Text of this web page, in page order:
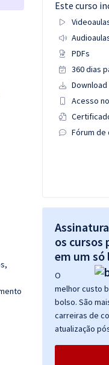
Este curso
PDFs
360 dias
Acesso
Fórum
os cursos
em um só
O
melhor custo
bolso. São
carreiras de
atualização